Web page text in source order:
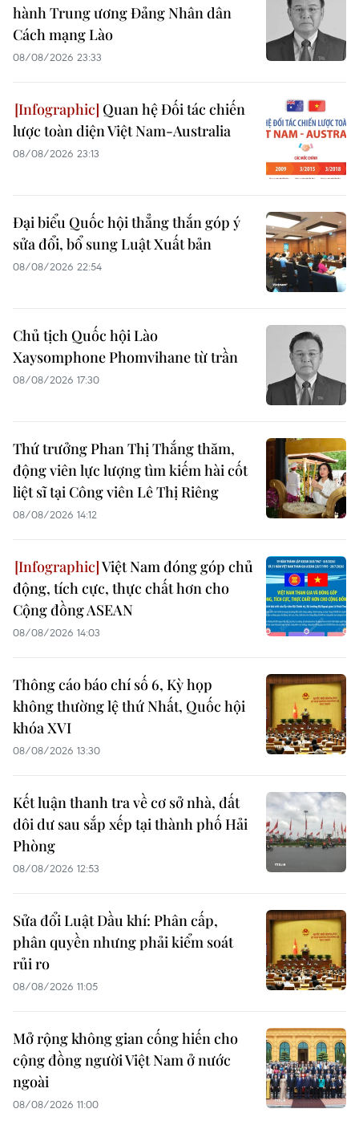
hành Trung ương Đảng Nhân dân
Cách mạng Lào
08/08/2026 23:33
Quan hệ Đối tác chiến
lược toàn diện Việt Nam-Australia
08/08/2026 23:13
Đại biểu Quốc hội thẳng thắn góp ý
sửa đổi, bổ sung Luật Xuất bản
08/08/2026 22:54
Chủ tịch Quốc hội Lào
Xaysomphone Phomvihane từ trần
08/08/2026 17:30
Thứ trưởng Phan Thị Thắng thăm,
động viên lực lượng tìm kiếm hài cốt
liệt sĩ tại Công viên Lê Thị Riêng
08/08/2026 14:12
Việt Nam đóng góp chủ
động, tích cực, thực chất hơn cho
Cộng đồng ASEAN
08/08/2026 14:03
Thông cáo báo chí số 6, Kỳ họp
không thường lệ thứ Nhất, Quốc hội
khóa XVI
08/08/2026 13:30
Kết luận thanh tra về cơ sở nhà, đất
dôi dư sau sắp xếp tại thành phố Hải
Phòng
08/08/2026 12:53
Sửa đổi Luật Dầu khí: Phân cấp,
phân quyền nhưng phải kiểm soát
rủi ro
08/08/2026 11:05
Mở rộng không gian cống hiến cho
cộng đồng người Việt Nam ở nước
ngoài
08/08/2026 11:00